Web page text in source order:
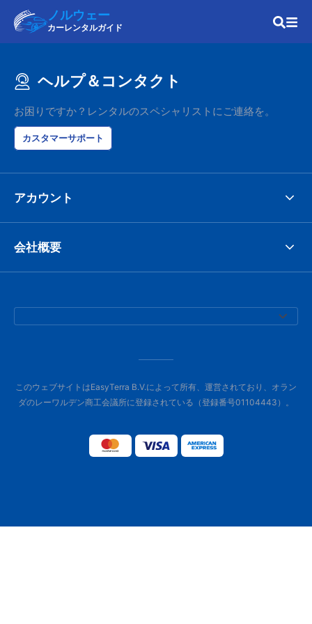
ノルウェー
カーレンタルガイド
ヘルプ＆コンタクト
お困りですか？レンタルのスペシャリストにご連絡を。
カスタマーサポート
アカウント
会社概要
このウェブサイトはEasyTerra B.V.によって所有、運営されており、オラン
ダのレーワルデン商工会議所に登録されている（登録番号01104443）。